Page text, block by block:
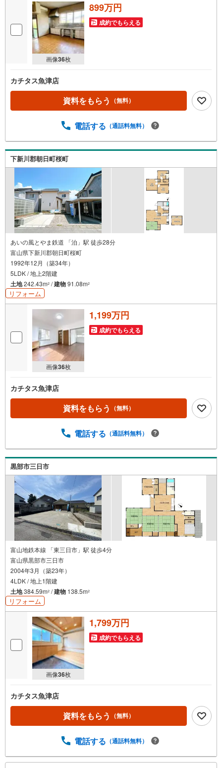
画像36枚
899万円
成約でもらえる
カチタス魚津店
資料をもらう （無料）
電話する （通話料無料）
下新川郡朝日町桜町
あいの風とやま鉄道 「泊」駅 徒歩28分
富山県下新川郡朝日町桜町
1992年12月（築34年）
5LDK / 地上2階建
土地242.43m2 /建物91.08m2
リフォーム
画像36枚
1,199万円
成約でもらえる
カチタス魚津店
資料をもらう （無料）
電話する （通話料無料）
黒部市三日市
富山地鉄本線 「東三日市」駅 徒歩4分
富山県黒部市三日市
2004年3月（築23年）
4LDK / 地上1階建
土地384.59m2 /建物 138.5m2
リフォーム
画像36枚
1,799万円
成約でもらえる
カチタス魚津店
資料をもらう （無料）
電話する （通話料無料）